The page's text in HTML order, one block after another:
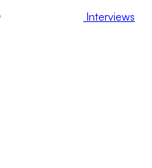
Interviews